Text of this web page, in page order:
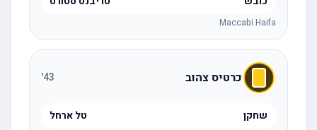
Maccabi Haifa
כרטיס צהוב 43
'
שחקן טל ארחל